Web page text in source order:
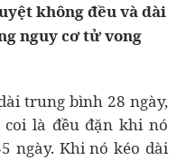
không đều và dài
nguy cơ tử vong
trung bình 28 ngày,
là đều đặn khi nó
ngày. Khi nó kéo dài